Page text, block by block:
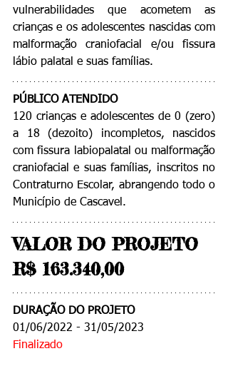
vulnerabilidades que acometem as
crianças e os adolescentes nascidas com
malformação craniofacial e/ou fissura
lábio palatal e suas famílias.
PÚBLICO ATENDIDO
120 crianças e adolescentes de 0 (zero)
a 18 (dezoito) incompletos, nascidos
com fissura labiopalatal ou malformação
craniofacial e suas famílias, inscritos no
Contraturno Escolar, abrangendo todo o
Município de Cascavel.
VALOR DO PROJETO
R$ 163.340,00
DURAÇÃO DO PROJETO
01/06/2022 - 31/05/2023
Finalizado